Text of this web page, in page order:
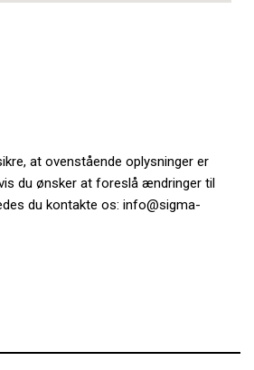
at ovenstående oplysninger er
du ønsker at foreslå ændringer til
du kontakte os: info@sigma-